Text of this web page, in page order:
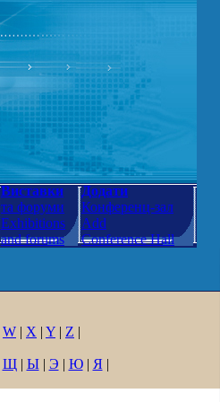
Виставки
та форуми
Exhibitions
and forums
Додати
Конференц-зал
Add
Conference Hall
W | X | Y | Z |
Щ| Ы| Э | Ю| Я |